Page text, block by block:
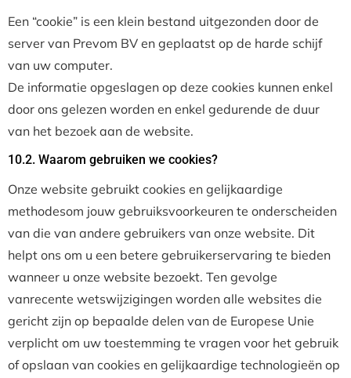
Een “cookie” is een klein bestand uitgezonden door de
server van Prevom BV en geplaatst op de harde schijf
van uw computer.
De informatie opgeslagen op deze cookies kunnen enkel
door ons gelezen worden en enkel gedurende de duur
van het bezoek aan de website.
10.2. Waarom gebruiken we cookies?
Onze website gebruikt cookies en gelijkaardige
methodesom jouw gebruiksvoorkeuren te onderscheiden
van die van andere gebruikers van onze website. Dit
helpt ons om u een betere gebruikerservaring te bieden
wanneer u onze website bezoekt. Ten gevolge
vanrecente wetswijzigingen worden alle websites die
gericht zijn op bepaalde delen van de Europese Unie
verplicht om uw toestemming te vragen voor het gebruik
of opslaan van cookies en gelijkaardige technologieën op